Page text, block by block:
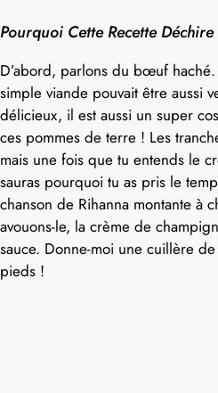
Pourquoi Cette Recette Déchire
D’abord, parlons du bœuf
simple viande pouvait être aussi
délicieux, il est aussi un super
ces pommes de terre ! Les
mais une fois que tu entends le
sauras pourquoi tu as pris le
chanson de Rihanna montante à
avouons-le, la crème de
sauce. Donne-moi une cuillère
pieds !